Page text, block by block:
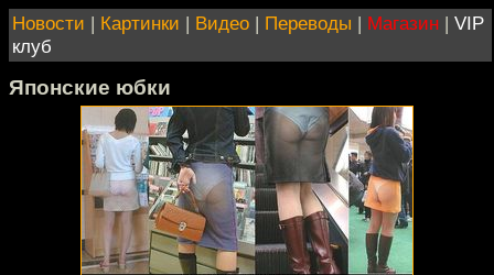
Новости | Картинки | Видео | Переводы | Магазин | VIP
клуб
Японские юбки